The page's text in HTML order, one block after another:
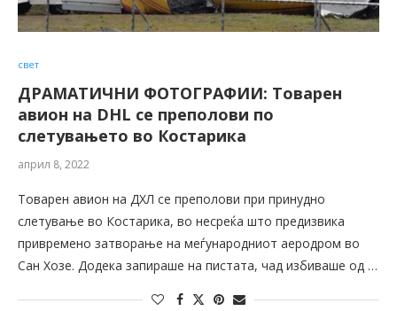
свет
ДРАМАТИЧНИ ФОТОГРАФИИ: Toварен
авион на DHL се преполови по
слетувањето во Костарика
април 8, 2022
Товарен авион на ДХЛ се преполови при принудно
слетување во Костарика, во несреќа што предизвика
привремено затворање на меѓународниот аеродром во
Сан Хозе. Додека запираше на пистата, чад избиваше од …